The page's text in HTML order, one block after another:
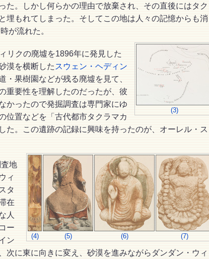
た。しかし何らかの理由で放棄され、その直後にはタク
埋もれてしまった。そしてこの地は人々の記憶からも消
が流れた。
(3)
リクの廃墟を1896年に発見した
漠を横断した スウェン・ヘディン
・果樹園などが残る廃墟を見て、
重要性を理解したのだったが、彼
かったので発掘調査は専門家にゆ
位置などを「古代都市タクラマカ
た。この遺跡の記録に興味を持ったのが、オーレル・ス
(4) (5) (6) (7)
地
ィ
タ
在
人
ー
ン
次に東に向きに変え、砂漠を進みながらダンダン・ウィ